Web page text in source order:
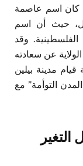
كان اسم عاصمة
حيث أن اسم
وقد
عن سعادته
مدينة بيلين
التوأمة” مع